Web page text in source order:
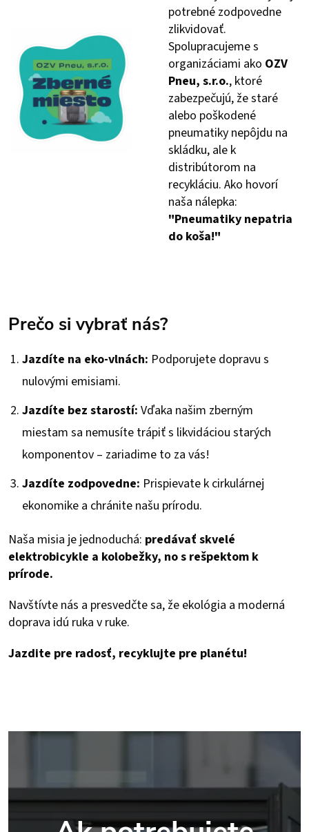
potrebné zodpovedne
zlikvidovať.
Spolupracujeme s
organizáciami ako OZV
Pneu, s.r.o., ktoré
zabezpečujú, že staré
alebo poškodené
pneumatiky nepôjdu na
skládku, ale k
distribútorom na
recykláciu. Ako hovorí
naša nálepka:
"Pneumatiky nepatria
do koša!"
Prečo si vybrať nás?
Jazdíte na eko-vlnách: Podporujete dopravu s
nulovými emisiami.
Jazdíte bez starostí: Vďaka našim zberným
miestam sa nemusíte trápiť s likvidáciou starých
komponentov – zariadime to za vás!
Jazdíte zodpovedne: Prispievate k cirkulárnej
ekonomike a chránite našu prírodu.
Naša misia je jednoduchá: predávať skvelé
elektrobicykle a kolobežky, no s rešpektom k
prírode.
Navštívte nás a presvedčte sa, že ekológia a moderná
doprava idú ruka v ruke.
Jazdite pre radosť, recyklujte pre planétu!